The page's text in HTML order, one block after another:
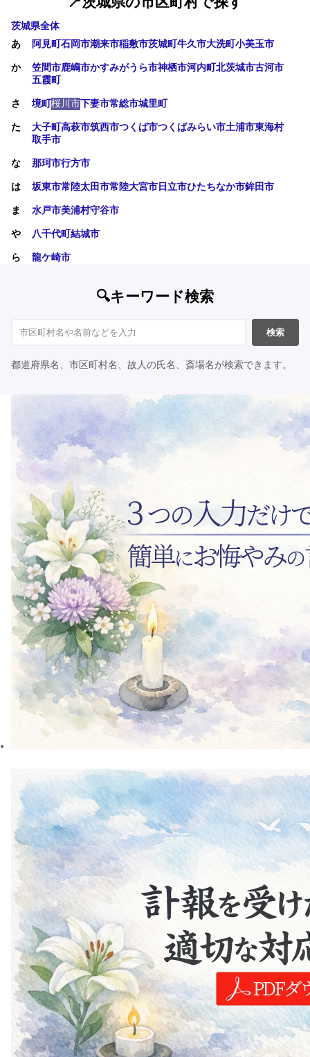
茨城県全体
あ
阿見町石岡市潮来市稲敷市茨城町牛久市大洗町小美玉市
か 笠間市鹿嶋市かすみがうら市神栖市河内町北茨城市古河市
五霞町
さ 境町桜川市下妻市常総市城里町
た 大子町高萩市筑西市つくば市つくばみらい市土浦市東海村
取手市
な 那珂市行方市
は 坂東市常陸太田市常陸大宮市日立市ひたちなか市鉾田市
ま 水戸市美浦村守谷市
や 八千代町結城市
ら 龍ケ崎市
🔍キーワード検索
検索
都道府県名、市区町村名、故人の氏名、斎場名が検索できます。